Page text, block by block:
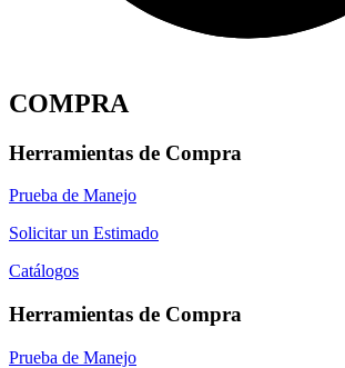
COMPRA
Herramientas de Compra
Prueba de Manejo
Solicitar un Estimado
Catálogos
Herramientas de Compra
Prueba de Manejo